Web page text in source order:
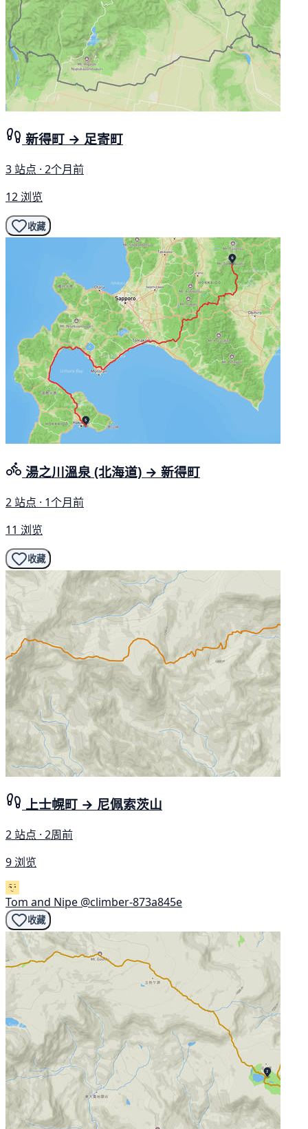
新得町 → 足寄町
3 站点 · 2个月前
12 浏览
收藏
湯之川溫泉 (北海道) → 新得町
2 站点 · 1个月前
11 浏览
收藏
上士幌町 → 尼佩索茨山
2 站点 · 2周前
9 浏览
Tom and Nipe @climber-873a845e
收藏